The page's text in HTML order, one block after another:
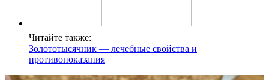
Читайте также:
Золототысячник — лечебные свойства и
противопоказания